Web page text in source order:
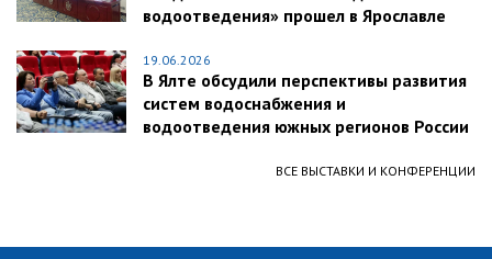
водоотведения» прошел в Ярославле
19.06.2026
В Ялте обсудили перспективы развития
систем водоснабжения и
водоотведения южных регионов России
ВСЕ ВЫСТАВКИ И КОНФЕРЕНЦИИ